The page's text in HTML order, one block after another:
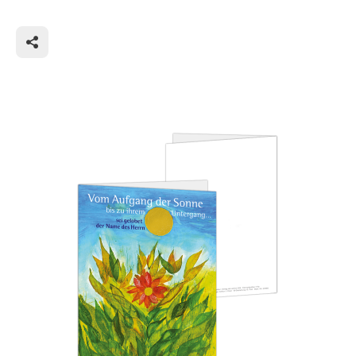
Im Sommer zeigt sich wohl für alle
kostbaren Lebens genießen, das sollten wir auf
verfassen. Es ist eine Chance, innezuhalten im
hektischen Alltag und sich zu besinnen auf das, was
wirklich wichtig ist: Familie, Freunde, das Gefühl von
Geborgenheit in einem größeren
Sinnzusammenhang. Nur dann lassen sich die
täglichen Herausforderungen des Lebens mit der
nötigen Gelassenheit, mit dem nötigen
Selbstvertrauen begegnen.